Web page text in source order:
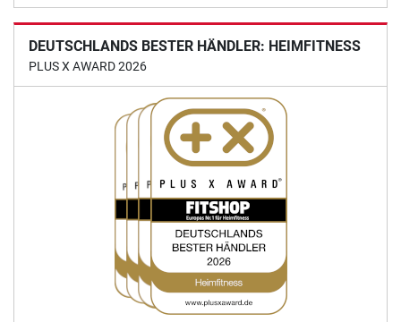
DEUTSCHLANDS BESTER HÄNDLER: HEIMFITNESS
PLUS X AWARD 2026